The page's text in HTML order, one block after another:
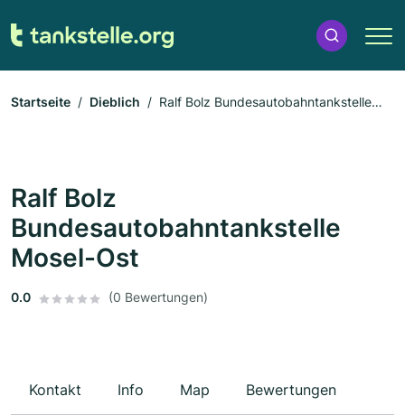
Startseite Dieblich
Ralf Bolz Bundesautobahntankstelle
Ralf Bolz
Bundesautobahntankstelle
Mosel-Ost
0.0 (0 Bewertungen)
Kontakt Info Map Bewertungen